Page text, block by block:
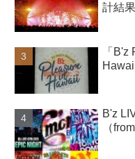
計結
「
B'z
（